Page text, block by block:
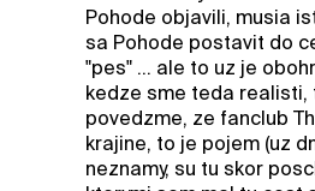
Pohode objavili, musia
sa Pohode postavit do
"pes" ... ale to uz je
kedze sme teda realisti,
povedzme, ze fanclub
krajine, to je pojem (uz
neznamy, su tu skor